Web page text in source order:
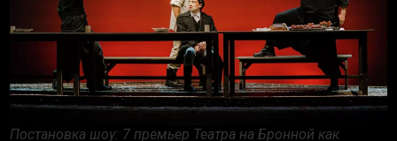
Постановка шоу: 7 премьер Театра на Бронной как